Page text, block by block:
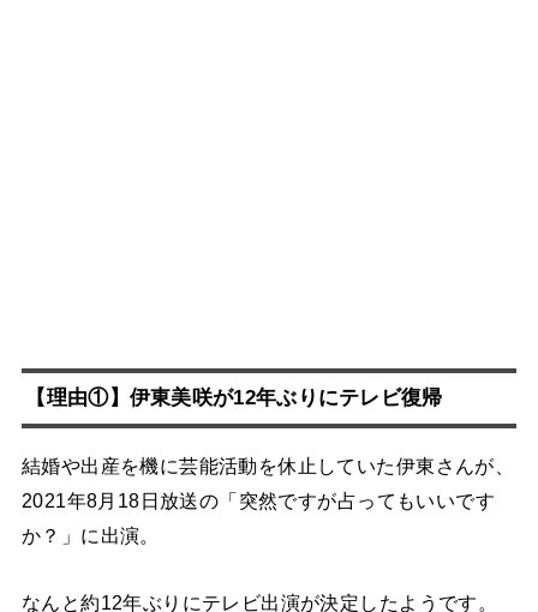
【理由①】伊東美咲が12年ぶりにテレビ復帰
結婚や出産を機に芸能活動を休止していた伊東さんが、
2021年8月18日放送の「突然ですが占ってもいいです
か？」に出演。
なんと約12年ぶりにテレビ出演が決定したようです。